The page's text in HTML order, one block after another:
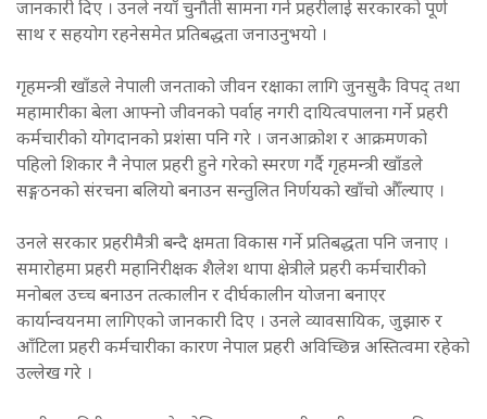
जानकारी दिए । उनले नयाँ चुनौती सामना गर्न प्रहरीलाई सरकारको पूर्ण
साथ र सहयोग रहनेसमेत प्रतिबद्धता जनाउनुभयो ।
गृहमन्त्री खाँडले नेपाली जनताको जीवन रक्षाका लागि जुनसुकै विपद् तथा
महामारीका बेला आफ्नो जीवनको पर्वाह नगरी दायित्वपालना गर्ने प्रहरी
कर्मचारीको योगदानको प्रशंसा पनि गरे । जनआक्रोश र आक्रमणको
पहिलो शिकार नै नेपाल प्रहरी हुने गरेको स्मरण गर्दै गृहमन्त्री खाँडले
सङ्गठनको संरचना बलियो बनाउन सन्तुलित निर्णयको खाँचो औँल्याए ।
उनले सरकार प्रहरीमैत्री बन्दै क्षमता विकास गर्ने प्रतिबद्धता पनि जनाए ।
समारोहमा प्रहरी महानिरीक्षक शैलेश थापा क्षेत्रीले प्रहरी कर्मचारीको
मनोबल उच्च बनाउन तत्कालीन र दीर्घकालीन योजना बनाएर
कार्यान्वयनमा लागिएको जानकारी दिए । उनले व्यावसायिक, जुझारु र
आँटिला प्रहरी कर्मचारीका कारण नेपाल प्रहरी अविच्छिन्न अस्तित्वमा रहेको
उल्लेख गरे ।